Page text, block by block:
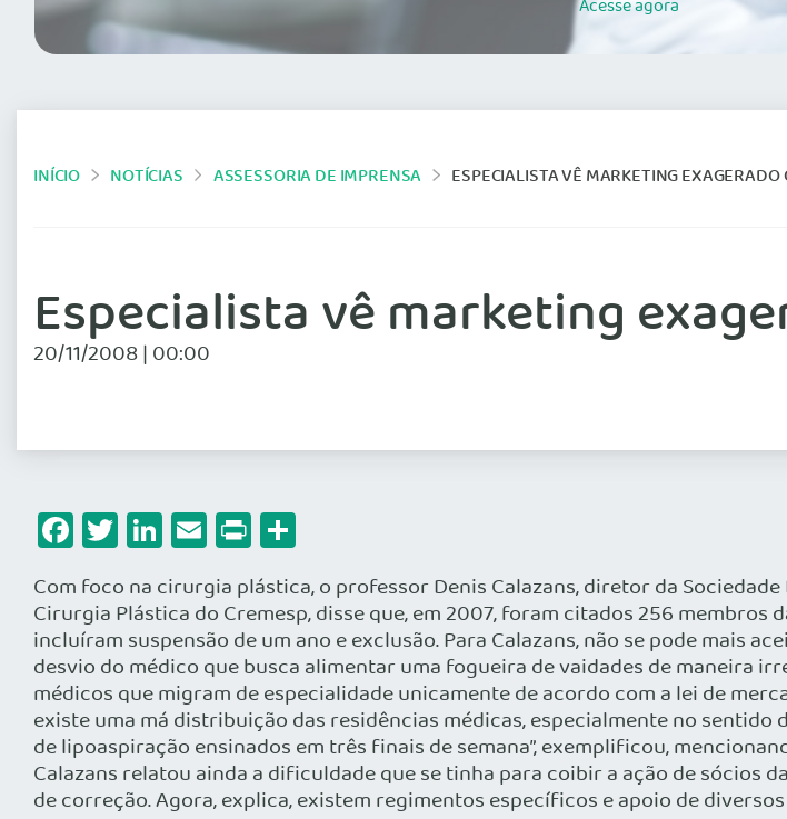
Acesseagora
INÍCIO NOTÍCIAS ASSESSORIA DE IMPRENSA ESPECIALISTA VÊ MARKETING
Especialista vê marketing
20/11/2008 | 00:00
Facebook
Twitter
LinkedIn
Email
Print
Com foco na cirurgia plástica, o professor Denis Calazans, diretor da
Cirurgia Plástica do Cremesp, disse que, em 2007, foram citados 256 membros
incluíram suspensão de um ano e exclusão. Para Calazans, não se pode mais
desvio do médico que busca alimentar uma fogueira de vaidades de maneira
médicos que migram de especialidade unicamente de acordo com a lei de
existe uma má distribuição das residências médicas, especialmente no sentido
de lipoaspiração ensinados em três finais de semana”, exemplificou,
Calazans relatou ainda a dificuldade que se tinha para coibir a ação de sócios
de correção. Agora, explica, existem regimentos específicos e apoio de